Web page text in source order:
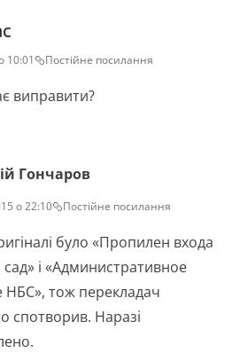
10:01 Постійне посилання
виправити?
Гончаров
о 22:10 Постійне посилання
було «Пропилен входа
і «Административное
НБС», тож перекладач
спотворив. Наразі